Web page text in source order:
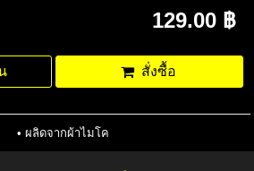
129.00 ฿
สั่งซื้อ
ผลิดจากผ้าไมโค